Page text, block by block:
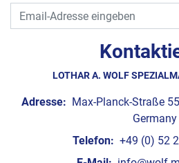
LOTHAR A. WOLF
Adresse: Max-Planck-Straße
Germany
Telefon: +49 (0) 52